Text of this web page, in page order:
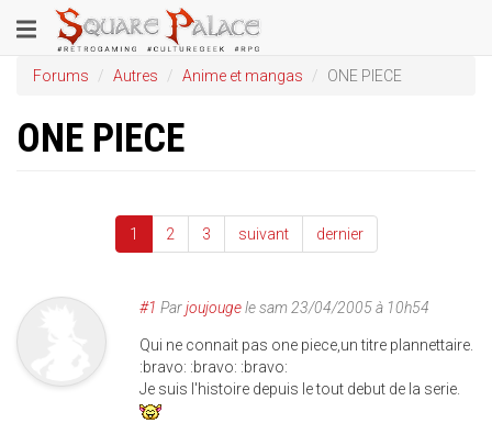
au
contenu
principal
Toggle
navigation
Forums Autres Anime et mangas ONE PIECE
ONE PIECE
1 2 3 suivant dernier
#1 Parjoujougelesam 23/04/2005 à 10h54
Qui ne connait pas one piece,un titre plannettaire.
:bravo: :bravo: :bravo:
Je suis l'histoire depuis le tout debut de la serie.